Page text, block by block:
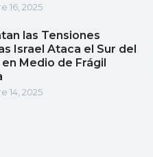
16, 2025
las Tensiones
Israel Ataca el Sur del
Medio de Frágil
14, 2025